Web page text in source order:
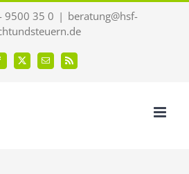
9500 35 0 | beratung@hsf-
X
E-
Mail
Rss